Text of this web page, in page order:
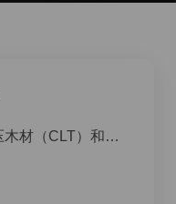
采用了交叉层压木材（CLT）和木料胶合板（glulam）建造